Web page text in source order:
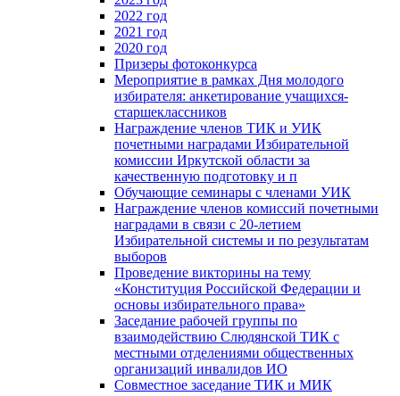
2022 год
2021 год
2020 год
Призеры фотоконкурса
Мероприятие в рамках Дня молодого
избирателя: анкетирование учащихся-
старшеклассников
Награждение членов ТИК и УИК
почетными наградами Избирательной
комиссии Иркутской области за
качественную подготовку и п
Обучающие семинары с членами УИК
Награждение членов комиссий почетными
наградами в связи с 20-летием
Избирательной системы и по результатам
выборов
Проведение викторины на тему
«Конституция Российской Федерации и
основы избирательного права»
Заседание рабочей группы по
взаимодействию Слюдянской ТИК с
местными отделениями общественных
организаций инвалидов ИО
Совместное заседание ТИК и МИК